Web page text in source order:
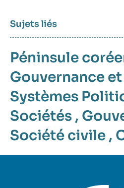
Sujets liés
Péninsule
Gouvernance
Systèmes
Sociétés ,
Société civile ,